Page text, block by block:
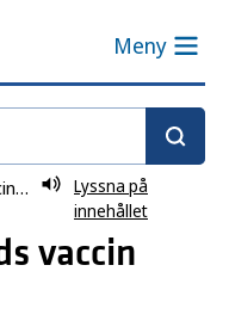
Meny
Till dig som erbjuds vaccin mot mpox
Lyssna på
innehållet
vaccin